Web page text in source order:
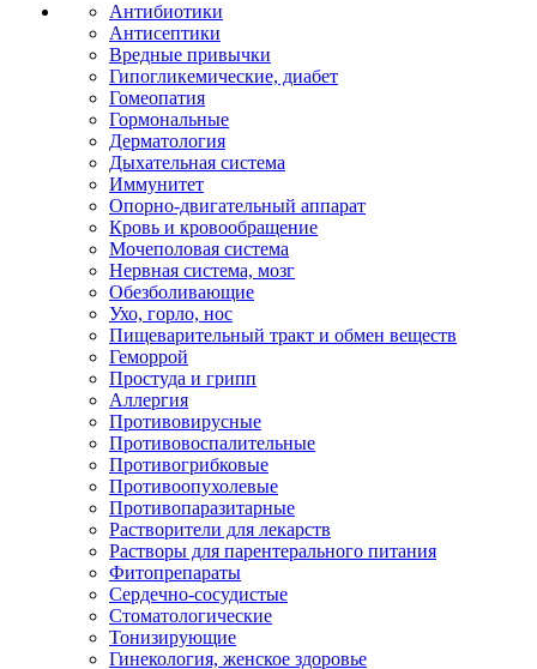
Антибиотики
Антисептики
Вредные привычки
Гипогликемические, диабет
Гомеопатия
Гормональные
Дерматология
Дыхательная система
Иммунитет
Опорно-двигательный аппарат
Кровь и кровообращение
Мочеполовая система
Нервная система, мозг
Обезболивающие
Ухо, горло, нос
Пищеварительный тракт и обмен веществ
Геморрой
Простуда и грипп
Аллергия
Противовирусные
Противовоспалительные
Противогрибковые
Противоопухолевые
Противопаразитарные
Растворители для лекарств
Растворы для парентерального питания
Фитопрепараты
Сердечно-сосудистые
Стоматологические
Тонизирующие
Гинекология, женское здоровье